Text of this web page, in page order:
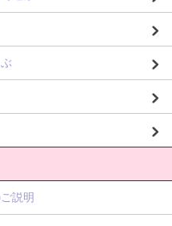
説明